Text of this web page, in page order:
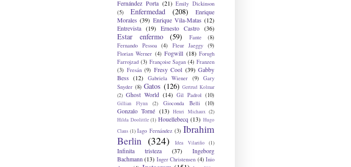
Fernández Porta (21) Emily Dickinson
(5)
Enfermedad (208)
Enrique
Morales (39) Enrique Vila-Matas (12)
Entrevista (19) Ernesto Castro (36)
Estar enfermo (59) Fante
(8)
Fernando Pessoa
(4) Fleur Jaeggy
(9)
Florian Werner (4) Fogwill (18) Forugh
Farrojzad (3) Françoise Sagan (4) Franzen
(3) Fresán (9) Fresy Cool (39) Gabby
Bess (12) Gabriela Wiener (9)
Gary
Snyder (8) Gatos (126) Gertrud Kolmar
(2) Ghost World (14) Gil Padrol (10)
Gillian Flynn (2) Gioconda Belli (10)
Gonzalo Torné (13) Henri Michaux (2)
Hilda Doolittle (1) Houellebecq (13) Hugo
Claus (1) Iago Fernández (3) Ibrahim
Berlin (324) Idea Vilariño (1)
Infinita tristeza (37)
Ingeborg
Bachmann (13) Inger Christensen (4) Inio